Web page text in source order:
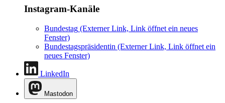
Instagram-Kanäle
Bundestag (Externer Link, Link öffnet ein neues
Fenster)
Bundestagspräsidentin (Externer Link, Link öffnet ein
neues Fenster)
LinkedIn
Mastodon